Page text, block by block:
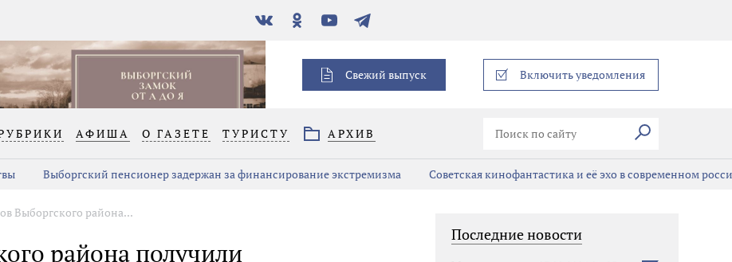
В
контакте
Одноклассники
YouTubeТелеграм
Свежий выпуск Включить уведомления
АФИША О ГАЗЕТЕ ТУРИСТУ АРХИВ Искать
Выборгский пенсионер задержан за финансирование экстремизма Советская кинофантастика и её эхо в современном
Выборгского района...
района получили
Последние новости